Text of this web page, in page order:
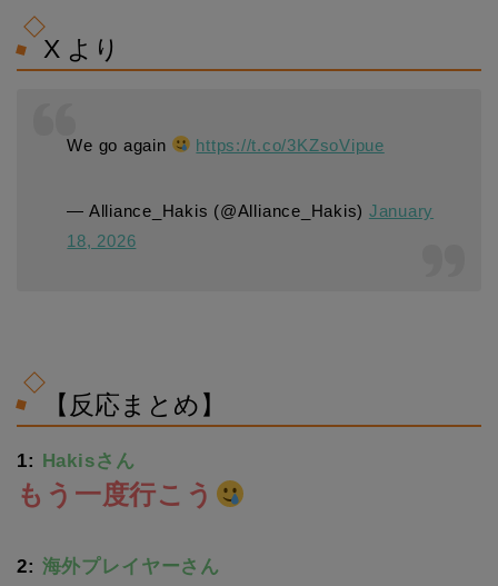
X より
We go again https://t.co/3KZsoVipue
— Alliance_Hakis (@Alliance_Hakis) January
18, 2026
【反応まとめ】
1: Hakisさん
もう一度行こう
2: 海外プレイヤーさん